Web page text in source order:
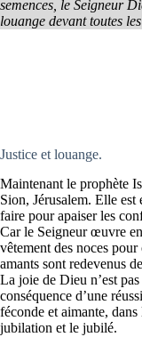
semences, le Seigneur
louange devant toutes
Justice et louange.
Maintenant le prophète
Sion, Jérusalem. Elle est
faire pour apaiser les
Car le Seigneur œuvre
vêtement des noces
amants sont redevenus
La joie de Dieu n’est
conséquence d’une
féconde et aimante,
jubilation et le jubilé.